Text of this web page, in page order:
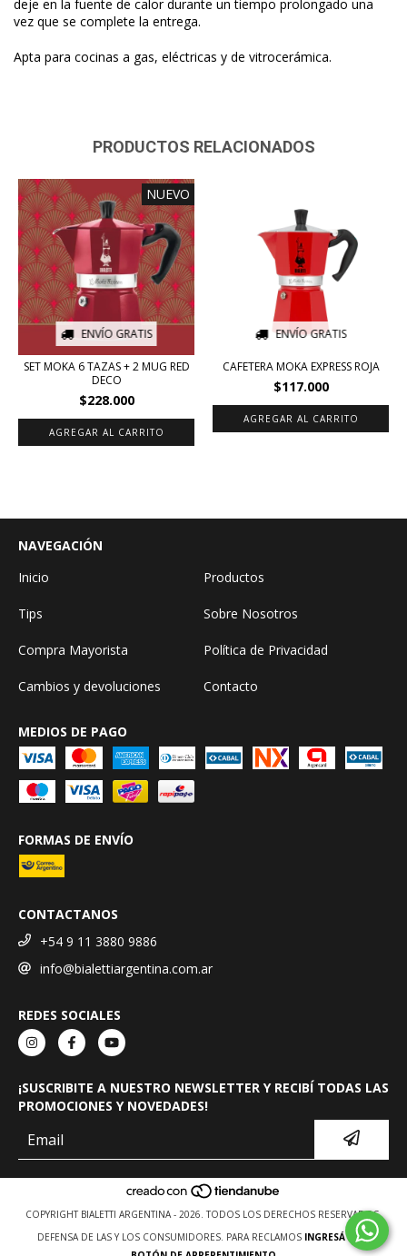
deje en la fuente de calor durante un tiempo prolongado una
vez que se complete la entrega.
Apta para cocinas a gas, eléctricas y de vitrocerámica.
PRODUCTOS RELACIONADOS
ENVÍO GRATIS
NUEVO
SET MOKA 6 TAZAS + 2 MUG RED
DECO
$228.000
ENVÍO GRATIS
CAFETERA MOKA EXPRESS ROJA
$117.000
AGREGAR AL CARRITO
NAVEGACIÓN
Inicio
Productos
Tips Sobre Nosotros
Compra Mayorista Política de Privacidad
Cambios y devoluciones Contacto
MEDIOS DE PAGO
FORMAS DE ENVÍO
CONTACTANOS
+54 9 11 3880 9886
info@bialettiargentina.com.ar
REDES SOCIALES
¡SUSCRIBITE A NUESTRO NEWSLETTER Y RECIBÍ TODAS LAS
PROMOCIONES Y NOVEDADES!
COPYRIGHT BIALETTI ARGENTINA - 2026. TODOS LOS DERECHOS RESERVADOS.
DEFENSA DE LAS Y LOS CONSUMIDORES. PARA RECLAMOS INGRESÁ ACÁ.